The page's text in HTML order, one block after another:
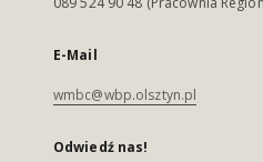
E-Mail
wmbc@wbp.olsztyn.pl
Odwiedź nas!